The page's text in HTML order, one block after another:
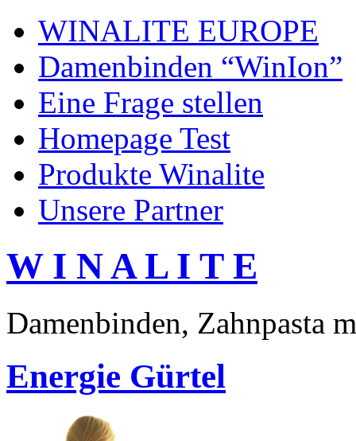
WINALITE EUROPE
Damenbinden “WinIon”
Eine Frage stellen
Homepage Test
Produkte Winalite
Unsere Partner
W I N A L I T E
Damenbinden, Zahnpasta
Energie Gürtel